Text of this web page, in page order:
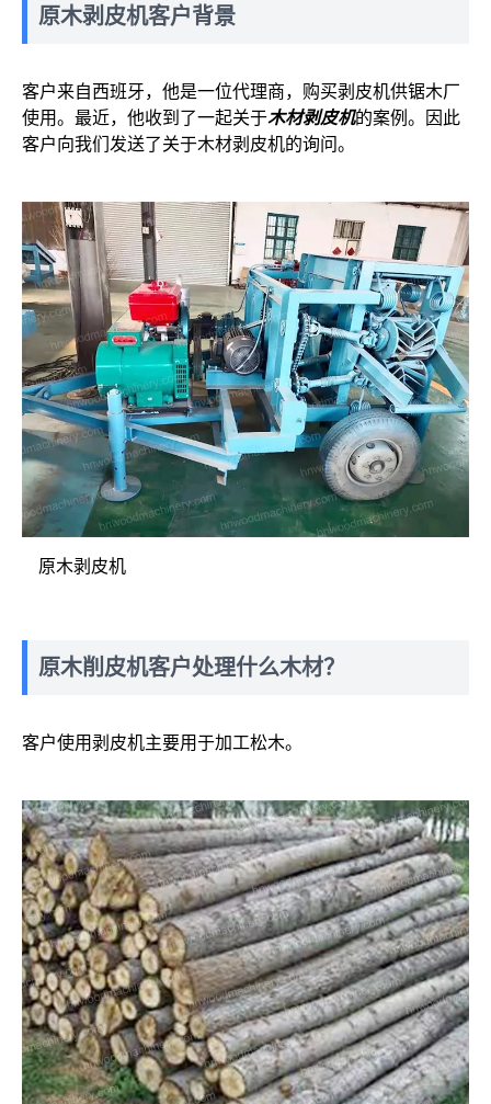
原木剥皮机客户背景
客户来自西班牙，他是一位代理商，购买剥皮机供锯木厂
使用。最近，他收到了一起关于木材剥皮机的案例。因此
客户向我们发送了关于木材剥皮机的询问。
原木剥皮机
原木削皮机客户处理什么木材？
客户使用剥皮机主要用于加工松木。